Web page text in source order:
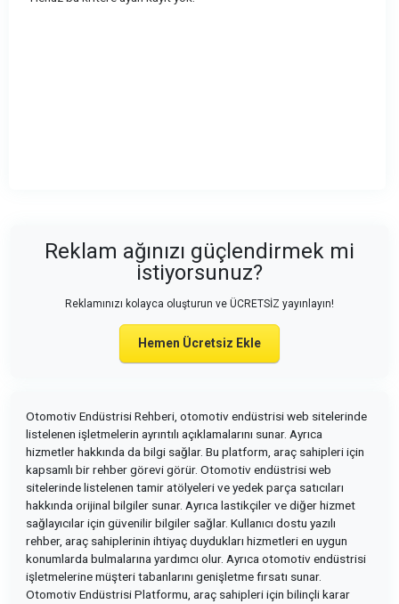
Reklam ağınızı güçlendirmek mi
istiyorsunuz?
Reklamınızı kolayca oluşturun ve ÜCRETSİZ yayınlayın!
Hemen Ücretsiz Ekle
Otomotiv Endüstrisi Rehberi, otomotiv endüstrisi web sitelerinde
listelenen işletmelerin ayrıntılı açıklamalarını sunar. Ayrıca
hizmetler hakkında da bilgi sağlar. Bu platform, araç sahipleri için
kapsamlı bir rehber görevi görür. Otomotiv endüstrisi web
sitelerinde listelenen tamir atölyeleri ve yedek parça satıcıları
hakkında orijinal bilgiler sunar. Ayrıca lastikçiler ve diğer hizmet
sağlayıcılar için güvenilir bilgiler sağlar. Kullanıcı dostu yazılı
rehber, araç sahiplerinin ihtiyaç duydukları hizmetleri en uygun
konumlarda bulmalarına yardımcı olur. Ayrıca otomotiv endüstrisi
işletmelerine müşteri tabanlarını genişletme fırsatı sunar.
Otomotiv Endüstrisi Platformu, araç sahipleri için bilinçli karar